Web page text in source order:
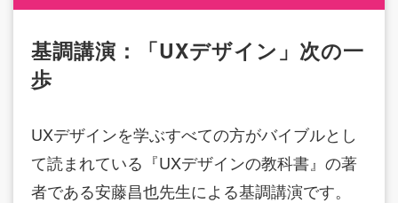
基調講演：「UXデザイン」次の一
歩
UXデザインを学ぶすべての方がバイブルとし
て読まれている『UXデザインの教科書』の著
者である安藤昌也先生による基調講演です。